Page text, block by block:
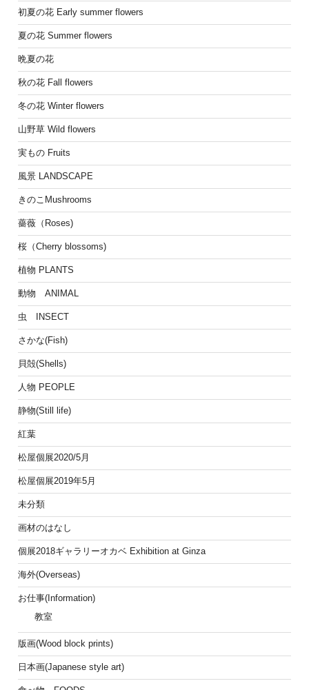
初夏の花 Early summer flowers
夏の花 Summer flowers
晩夏の花
秋の花 Fall flowers
冬の花 Winter flowers
山野草 Wild flowers
実もの Fruits
風景 LANDSCAPE
きのこMushrooms
薔薇（Roses)
桜（Cherry blossoms)
植物 PLANTS
動物 ANIMAL
虫 INSECT
さかな(Fish)
貝殻(Shells)
人物 PEOPLE
静物(Still life)
紅葉
松屋個展2020/5月
松屋個展2019年5月
未分類
画材のはなし
個展2018ギャラリーオカベ Exhibition at Ginza
海外(Overseas)
お仕事(Information)
教室
版画(Wood block prints)
日本画(Japanese style art)